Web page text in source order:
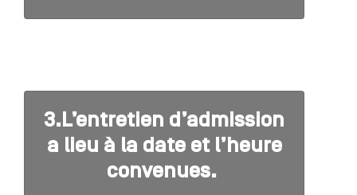
3.L’entretien d’admission
a lieu à la date et l’heure
convenues.